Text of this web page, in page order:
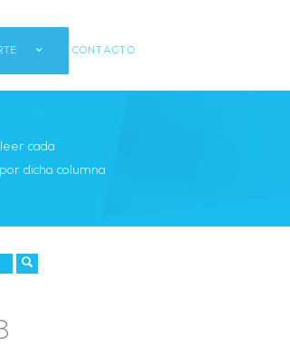
CONTACTO
cada
dicha columna